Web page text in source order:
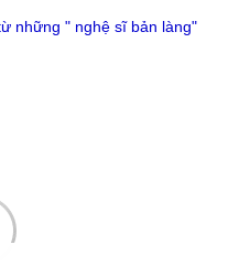
những " nghệ sĩ bản làng"